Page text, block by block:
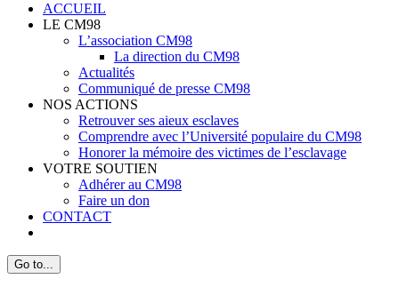
ACCUEIL
LE CM98
L’association CM98
La direction du CM98
Actualités
Communiqué de presse CM98
NOS ACTIONS
Retrouver ses aieux esclaves
Comprendre avec l’Université populaire du CM98
Honorer la mémoire des victimes de l’esclavage
VOTRE SOUTIEN
Adhérer au CM98
Faire un don
CONTACT
Go to...